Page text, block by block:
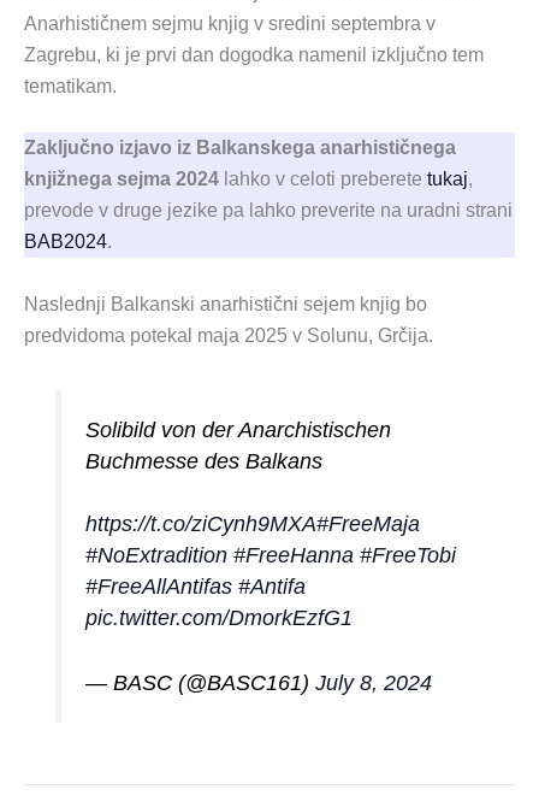
Anarhističnem sejmu knjig v sredini septembra v
Zagrebu, ki je prvi dan dogodka namenil izključno tem
tematikam.
Zaključno izjavo iz Balkanskega anarhističnega
knjižnega sejma 2024 lahko v celoti preberete tukaj,
prevode v druge jezike pa lahko preverite na uradni strani
BAB2024.
Naslednji Balkanski anarhistični sejem knjig bo
predvidoma potekal maja 2025 v Solunu, Grčija.
Solibild von der Anarchistischen
Buchmesse des Balkans
https://t.co/ziCynh9MXA#FreeMaja
#NoExtradition #FreeHanna #FreeTobi
#FreeAllAntifas #Antifa
pic.twitter.com/DmorkEzfG1
— BASC (@BASC161)July 8, 2024